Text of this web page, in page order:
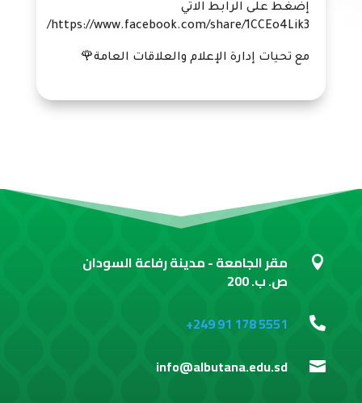
إضغط على الرابط الاتي
https://www.facebook.com/share/1CCEo4Lik3/
مع تحيات إدارة الإعلام والعلاقات العامة🌹
 مقر الجامعة - مدينة رفاعة السودان
ص. ب. 200

+249 91 178 5551

info@albutana.edu.sd